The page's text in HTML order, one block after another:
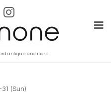
antique and more
31 (Sun)